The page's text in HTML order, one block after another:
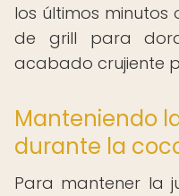
los últimos minutos
de grill para
acabado crujiente
Manteniendo
durante la
Para mantener la